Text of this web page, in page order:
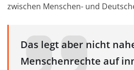
zwischen Menschen- und
Das legt aber nicht
Menschenrechte auf